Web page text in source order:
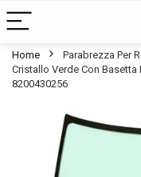
Home
Parabrezza Per
Cristallo Verde Con
8200430256